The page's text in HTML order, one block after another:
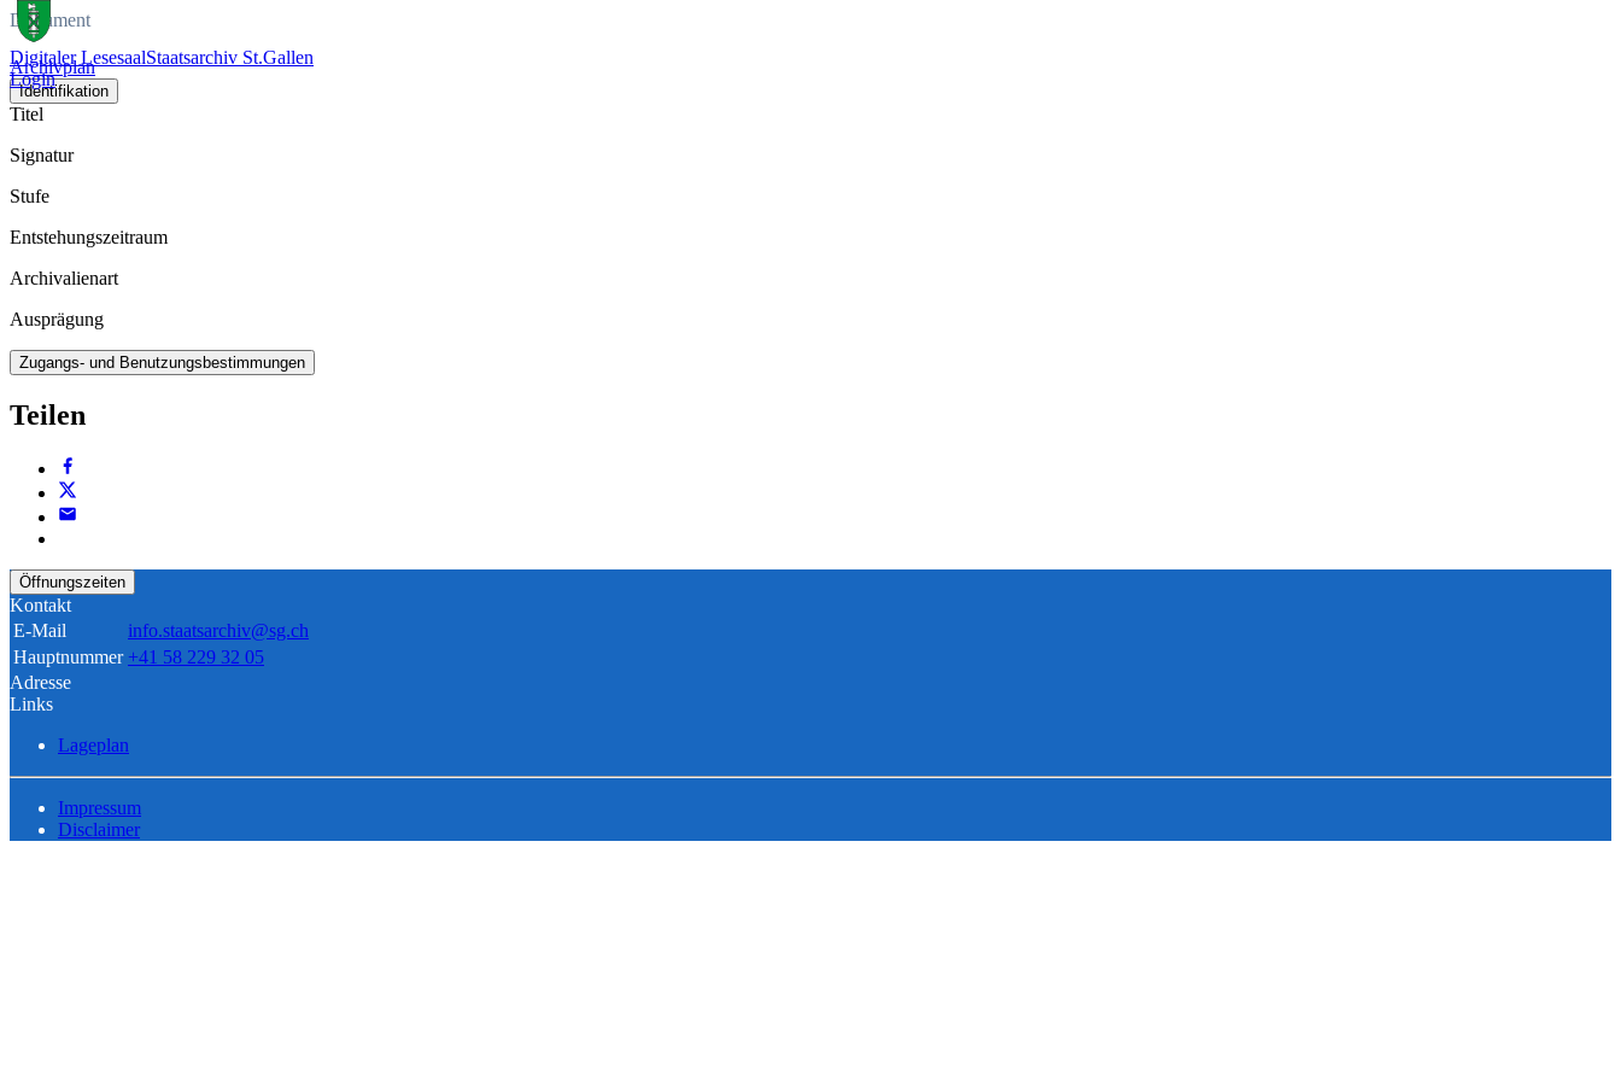
Digitaler LesesaalStaatsarchiv St.Gallen
Login
Dokument
Archivplan
Identifikation
Titel
Signatur
Stufe
Entstehungszeitraum
Archivalienart
Ausprägung
Zugangs- und Benutzungsbestimmungen
Teilen
Öffnungszeiten
Kontakt
E-Mail
info.staatsarchiv@sg.ch
Hauptnummer +41 58 229 32 05
Adresse
Links
Lageplan
Impressum
Disclaimer